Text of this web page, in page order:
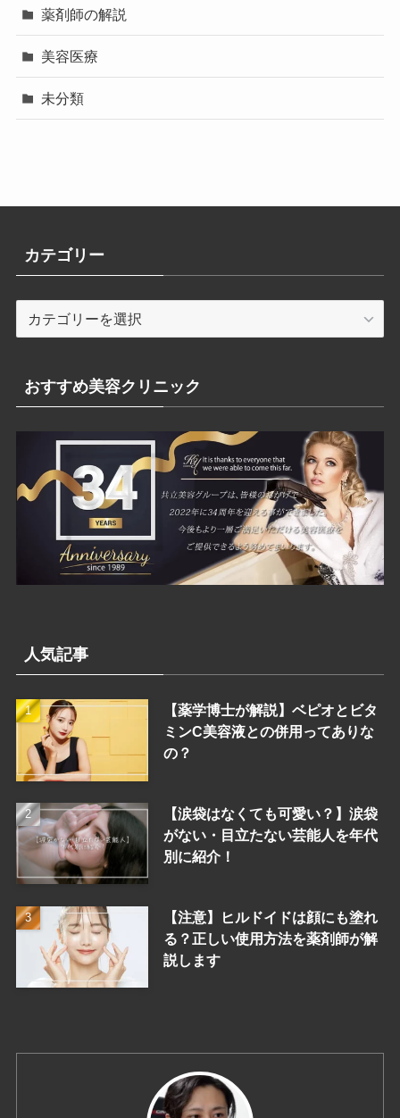
薬剤師の解説
美容医療
未分類
カテゴリー
テ
リ
ー
おすすめ美容クリニック
人気記事
【薬学博士が解説】ベピオとビタ
ミンC美容液との併用ってありな
の？
【涙袋はなくても可愛い？】涙袋
がない・目立たない芸能人を年代
別に紹介！
【注意】ヒルドイドは顔にも塗れ
る？正しい使用方法を薬剤師が解
説します